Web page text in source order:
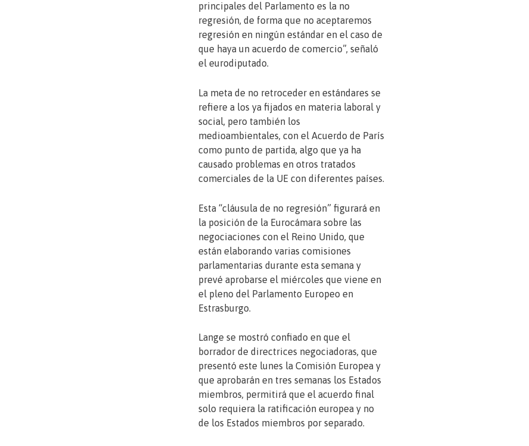
principales del Parlamento es la no
regresión, de forma que no aceptaremos
regresión en ningún estándar en el caso de
que haya un acuerdo de comercio”, señaló
el eurodiputado.
La meta de no retroceder en estándares se
refiere a los ya fijados en materia laboral y
social, pero también los
medioambientales, con el Acuerdo de París
como punto de partida, algo que ya ha
causado problemas en otros tratados
comerciales de la UE con diferentes países.
Esta “cláusula de no regresión” figurará en
la posición de la Eurocámara sobre las
negociaciones con el Reino Unido, que
están elaborando varias comisiones
parlamentarias durante esta semana y
prevé aprobarse el miércoles que viene en
el pleno del Parlamento Europeo en
Estrasburgo.
Lange se mostró confiado en que el
borrador de directrices negociadoras, que
presentó este lunes la Comisión Europea y
que aprobarán en tres semanas los Estados
miembros, permitirá que el acuerdo final
solo requiera la ratificación europea y no
de los Estados miembros por separado.